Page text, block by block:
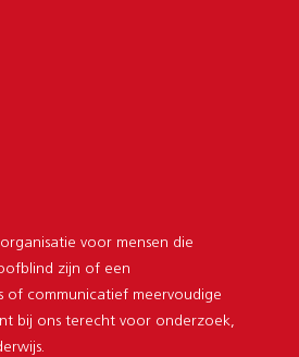
voor mensen die
zijn of een
of communicatief meervoudige
bij ons terecht voor onderzoek,